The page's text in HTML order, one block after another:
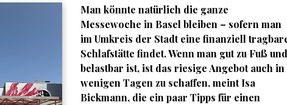
Man könnte natürlich die ganze
Messewoche in Basel bleiben – sofern man
im Umkreis der Stadt eine finanziell
Schlafstätte findet. Wenn man gut zu Fuß und
belastbar ist, ist das riesige Angebot auch in
wenigen Tagen zu schaffen, meint Isa
Bickmann, die ein paar Tipps für einen